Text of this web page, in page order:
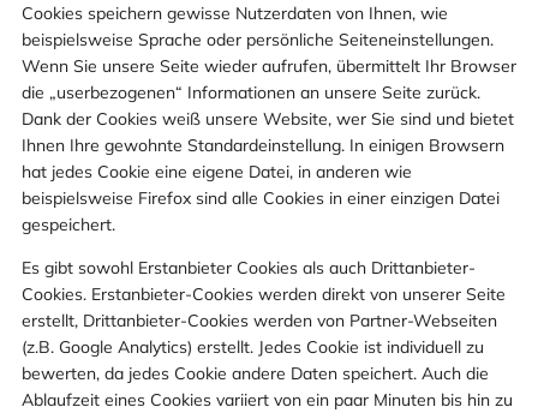
Cookies speichern gewisse Nutzerdaten von Ihnen, wie
beispielsweise Sprache oder persönliche Seiteneinstellungen.
Wenn Sie unsere Seite wieder aufrufen, übermittelt Ihr Browser
die „userbezogenen“ Informationen an unsere Seite zurück.
Dank der Cookies weiß unsere Website, wer Sie sind und bietet
Ihnen Ihre gewohnte Standardeinstellung. In einigen Browsern
hat jedes Cookie eine eigene Datei, in anderen wie
beispielsweise Firefox sind alle Cookies in einer einzigen Datei
gespeichert.
Es gibt sowohl Erstanbieter Cookies als auch Drittanbieter-
Cookies. Erstanbieter-Cookies werden direkt von unserer Seite
erstellt, Drittanbieter-Cookies werden von Partner-Webseiten
(z.B. Google Analytics) erstellt. Jedes Cookie ist individuell zu
bewerten, da jedes Cookie andere Daten speichert. Auch die
Ablaufzeit eines Cookies variiert von ein paar Minuten bis hin zu